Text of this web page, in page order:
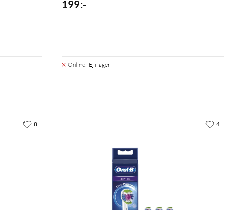
199:-
Online: Ej i lager
8 4